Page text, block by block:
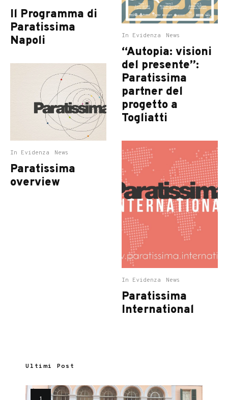
Il Programma di
Paratissima
Napoli
In Evidenza News
Paratissima
overview
In Evidenza News
“Autopia: visioni
del presente”:
Paratissima
partner del
progetto a
Togliatti
In Evidenza News
Paratissima
International
Ultimi Post